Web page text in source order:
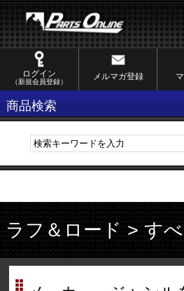
ログイン
（新規会員登録）
メルマガ登録
商品検索
ラフ＆ロード > す